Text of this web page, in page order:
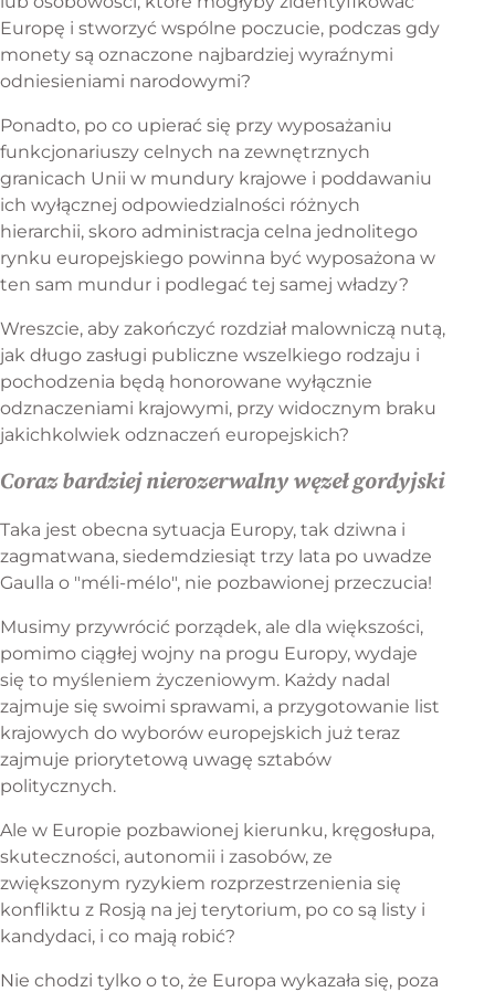
Europę i stworzyć wspólne poczucie, podczas gdy
monety są oznaczone najbardziej wyraźnymi
odniesieniami narodowymi?
Ponadto, po co upierać się przy wyposażaniu
funkcjonariuszy celnych na zewnętrznych
granicach Unii w mundury krajowe i poddawaniu
ich wyłącznej odpowiedzialności różnych
hierarchii, skoro administracja celna jednolitego
rynku europejskiego powinna być wyposażona w
ten sam mundur i podlegać tej samej władzy?
Wreszcie, aby zakończyć rozdział malowniczą nutą,
jak długo zasługi publiczne wszelkiego rodzaju i
pochodzenia będą honorowane wyłącznie
odznaczeniami krajowymi, przy widocznym braku
jakichkolwiek odznaczeń europejskich?
Coraz bardziej nierozerwalny węzeł gordyjski
Taka jest obecna sytuacja Europy, tak dziwna i
zagmatwana, siedemdziesiąt trzy lata po uwadze
Gaulla o "méli-mélo", nie pozbawionej przeczucia!
Musimy przywrócić porządek, ale dla większości,
pomimo ciągłej wojny na progu Europy, wydaje
się to myśleniem życzeniowym. Każdy nadal
zajmuje się swoimi sprawami, a przygotowanie list
krajowych do wyborów europejskich już teraz
zajmuje priorytetową uwagę sztabów
politycznych.
Ale w Europie pozbawionej kierunku, kręgosłupa,
skuteczności, autonomii i zasobów, ze
zwiększonym ryzykiem rozprzestrzenienia się
konfliktu z Rosją na jej terytorium, po co są listy i
kandydaci, i co mają robić?
Nie chodzi tylko o to, że Europa wykazała się, poza